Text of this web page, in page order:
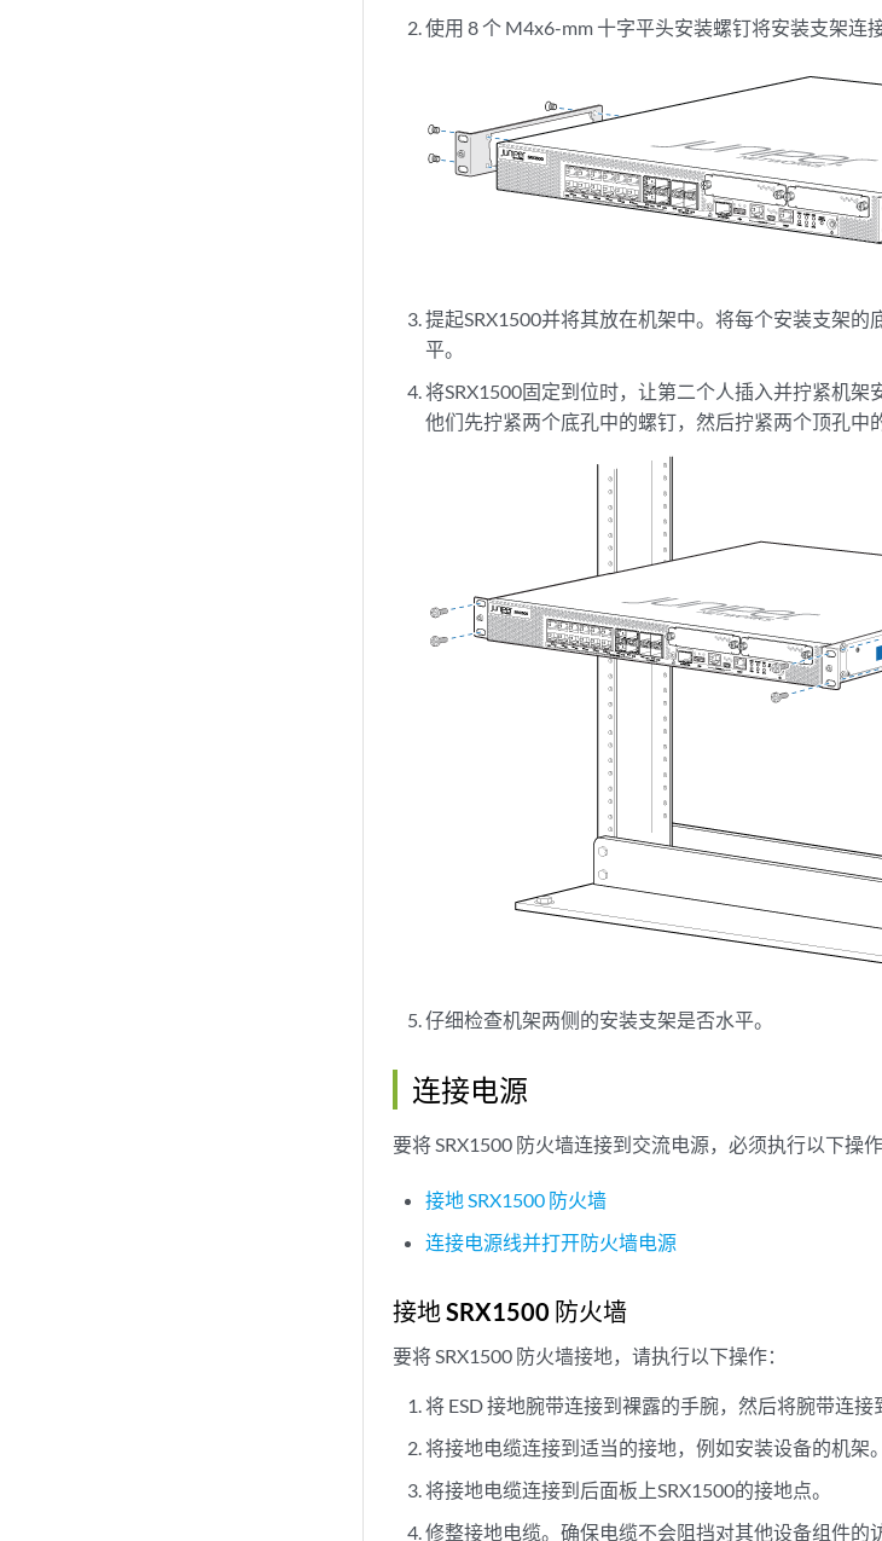
使用 8 个 M4x6-mm 十字平头安装螺钉将安装支架连
提起SRX1500并将其放在机架中。将每个安装支架
平。
将SRX1500固定到位时，让第二个人插入并拧紧机
他们先拧紧两个底孔中的螺钉，然后拧紧两个顶孔中
仔细检查机架两侧的安装支架是否水平。
连接电源
要将 SRX1500 防火墙连接到交流电源，必须执行以下操作
接地 SRX1500 防火墙
连接电源线并打开防火墙电源
接地 SRX1500 防火墙
要将 SRX1500 防火墙接地，请执行以下操作：
将 ESD 接地腕带连接到裸露的手腕，然后将腕带连接
将接地电缆连接到适当的接地，例如安装设备的机架。
将接地电缆连接到后面板上SRX1500的接地点。
修整接地电缆。确保电缆不会阻挡对其他设备组件